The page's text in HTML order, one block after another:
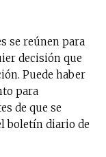
se reúnen para
decisión que
Puede haber
para
de que se
boletín diario de